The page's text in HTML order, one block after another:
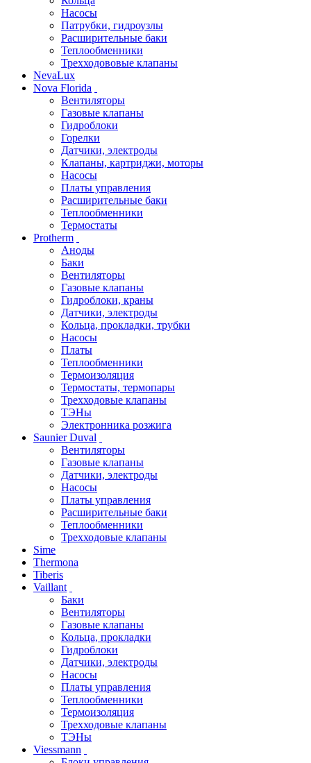
Насосы
Патрубки, гидроузлы
Расширительные баки
Теплообменники
Трехходововые клапаны
NevaLux
Nova Florida
Вентиляторы
Газовые клапаны
Гидроблоки
Горелки
Датчики, электроды
Клапаны, картриджи, моторы
Насосы
Платы управления
Расширительные баки
Теплообменники
Термостаты
Protherm
Аноды
Баки
Вентиляторы
Газовые клапаны
Гидроблоки, краны
Датчики, электроды
Кольца, прокладки, трубки
Насосы
Платы
Теплообменники
Термоизоляция
Термостаты, термопары
Трехходовые клапаны
ТЭНы
Электронника розжига
Saunier Duval
Вентиляторы
Газовые клапаны
Датчики, электроды
Насосы
Платы управления
Расширительные баки
Теплообменники
Трехходовые клапаны
Sime
Thermona
Tiberis
Vaillant
Баки
Вентиляторы
Газовые клапаны
Кольца, прокладки
Гидроблоки
Датчики, электроды
Насосы
Платы управления
Теплообменники
Термоизоляция
Трехходовые клапаны
ТЭНы
Viessmann